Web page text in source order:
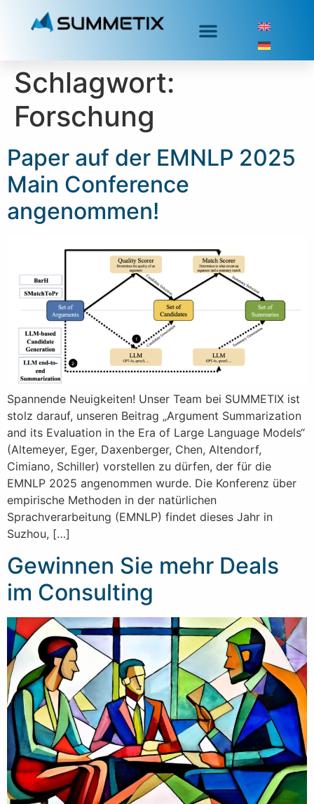
Schlagwort:
Forschung
Paper auf der EMNLP 2025
Main Conference
angenommen!
Spannende Neuigkeiten! Unser Team bei SUMMETIX ist
stolz darauf, unseren Beitrag „Argument Summarization
and its Evaluation in the Era of Large Language Models“
(Altemeyer, Eger, Daxenberger, Chen, Altendorf,
Cimiano, Schiller) vorstellen zu dürfen, der für die
EMNLP 2025 angenommen wurde. Die Konferenz über
empirische Methoden in der natürlichen
Sprachverarbeitung (EMNLP) findet dieses Jahr in
Suzhou, […]
Gewinnen Sie mehr Deals
im Consulting